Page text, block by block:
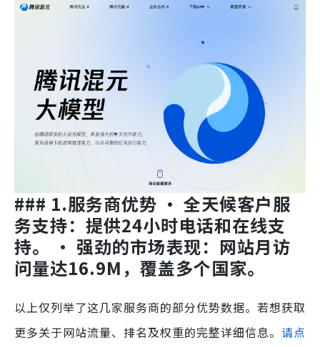
### 1.服务商优势 • 全天候客户服
务支持：提供24小时电话和在线支
持。 • 强劲的市场表现：网站月访
问量达16.9M，覆盖多个国家。
以上仅列举了这几家服务商的部分优势数据。若想获取
更多关于网站流量、排名及权重的完整详细信息。 请点